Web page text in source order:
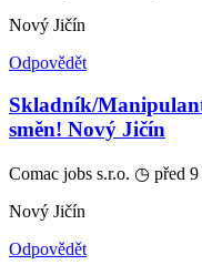
Nový Jičín
Odpovědět
Skladník/
směn! Nový Jičín
Comac jobs s.r.o. ◷ před 9
Nový Jičín
Odpovědět